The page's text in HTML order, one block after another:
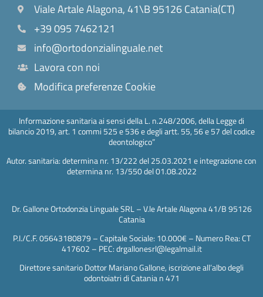
Viale Artale Alagona, 41\B 95126 Catania(CT)
+39 095 7462121
info@ortodonzialinguale.net
Lavora con noi
Modifica preferenze Cookie
Informazione sanitaria ai sensi della L. n.248/2006, della Legge di
bilancio 2019, art. 1 commi 525 e 536 e degli artt. 55, 56 e 57 del codice
deontologico”
Autor. sanitaria: determina nr. 13/222 del 25.03.2021 e integrazione con
determina nr. 13/550 del 01.08.2022
Dr. Gallone Ortodonzia Linguale SRL – V.le Artale Alagona 41/B 95126
Catania
P.I./C.F. 05643180879 – Capitale Sociale: 10.000€ – Numero Rea: CT
417602 – PEC: drgallonesrl@legalmail.it
Direttore sanitario Dottor Mariano Gallone, iscrizione all’albo degli
odontoiatri di Catania n 471